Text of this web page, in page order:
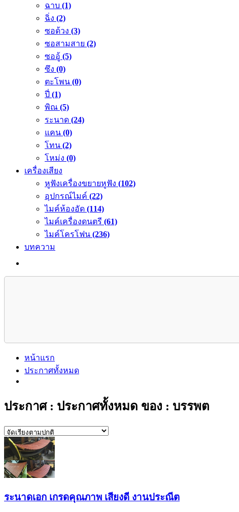
ฉาบ (1)
ฉิ่ง (2)
ซอด้วง (3)
ซอสามสาย (2)
ซออู้ (5)
ซึง (0)
ตะโพน (0)
ปี่ (1)
พิณ (5)
ระนาด (24)
แคน (0)
โทน (2)
โหม่ง (0)
เครื่องเสียง
หูฟังเครื่องขยายหูฟัง (102)
อุปกรณ์ไมค์ (22)
ไมค์ห้องอัด (114)
ไมค์เครื่องดนตรี (61)
ไมค์โครโฟน (236)
บทความ
หน้าแรก
ประกาศทั้งหมด
ประกาศ : ประกาศทั้งหมด ของ : บรรพต
ระนาดเอก เกรดคุณภาพ เสียงดี งานประณีต